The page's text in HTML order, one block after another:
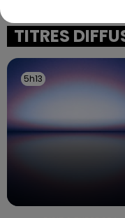
excuses.
TITRES
5h13
5h13